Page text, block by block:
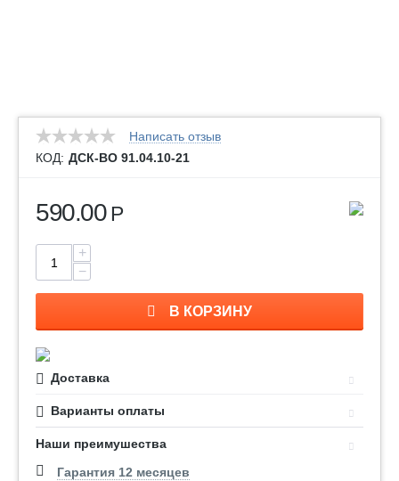
Написать отзыв
КОД: ДСК-ВО 91.04.10-21
590.00 Р
+
−
В КОРЗИНУ
Доставка
Варианты оплаты
Наши преимушества
Гарантия 12 месяцев